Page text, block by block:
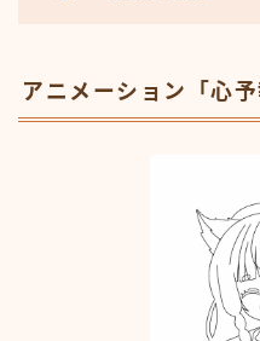
アニメーション「心